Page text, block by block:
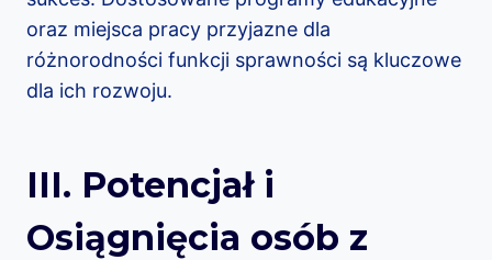
oraz miejsca pracy przyjazne dla
różnorodności funkcji sprawności są kluczowe
dla ich rozwoju.
III. Potencjał i
Osiągnięcia osób z